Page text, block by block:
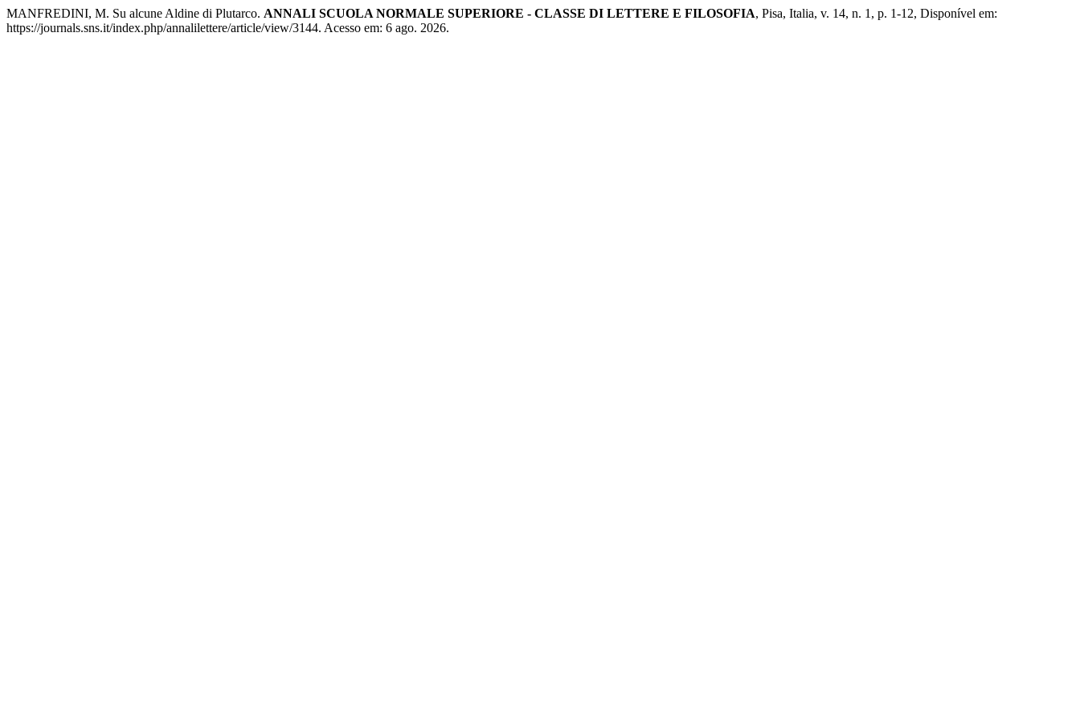
MANFREDINI, M. Su alcune Aldine di Plutarco. ANNALI SCUOLA NORMALE SUPERIORE - CLASSE DI LETTERE E FILOSOFIA, Pisa, Italia, v. 14, n. 1, p. 1-12, Disponível em:
https://journals.sns.it/index.php/annalilettere/article/view/3144. Acesso em: 6 ago. 2026.